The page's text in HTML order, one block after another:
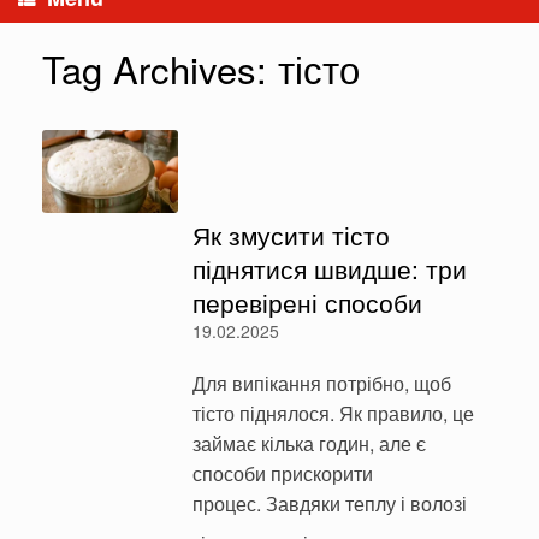
Tag Archives: тісто
Як змусити тісто
піднятися швидше: три
перевірені способи
19.02.2025
Для випікання потрібно, щоб
тісто піднялося. Як правило, це
займає кілька годин, але є
способи прискорити
процес. Завдяки теплу і волозі